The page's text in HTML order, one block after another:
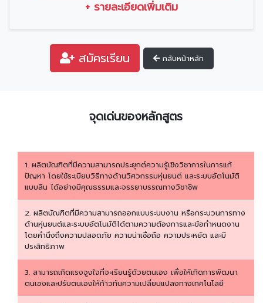
+ รายละเอียดเพิ่มเติม
สมัครเรียน กลับหน้าหลัก
จุดเด่นของหลักสูตร
1. ผลิตบัณฑิตที่มีความสามารถประยุกต์ความรู้เชิงวิชาการในการแก้
ปัญหา โดยใช้ระเบียบวิธีทางด้านวิศวกรรมหุ่นยนต์ และระบบอัตโนมัติ
แบบลีน ได้อย่างมีคุณธรรมและจรรยาบรรณทางวิชาชีพ
2. ผลิตบัณฑิตที่มีความสามารถออกแบบระบบงาน หรือกระบวนการทาง
ด้านหุ่นยนต์และระบบอัตโนมัติได้ตามความต้องการและข้อกำหนดงาน
โดยคำนึงถึงความปลอดภัย ความน่าเชื่อถือ ความประหยัด และมี
ประสิทธิภาพ
3. สามารถเกิดแรงจูงใจที่จะเรียนรู้ด้วยตนเอง เพื่อให้เกิดการพัฒนา
ตนเองและปรับตนเองให้ก้าวทันความเปลี่ยนแปลงทางเทคโนโลยี